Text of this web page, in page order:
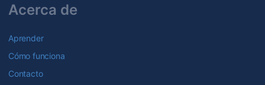
Acerca de
Aprender
Cómo funciona
Contacto